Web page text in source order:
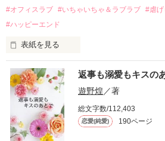
運命のような再会を果たす。
酔った勢いで一夜を共にしてしまった。
さらに、美桜が初めてだと知った哲平は
『責任をとる、結婚しよう』と真っ直
戸惑う美桜とは裏腹に、好きという気持
甘やかしてくる。
そんなある日、哲平は美桜がストーカー
遭っていることを知る。
美桜を守るため、哲平は同居を提案し
#オフィスラブ #いちゃいちゃ＆ラブラブ #虐
#ハッピーエンド
表紙を見る
おかしな噂を流されて前の職場でうま
桜は、海外で傷心旅行をしていたとこ
い、酒の勢いもあり一夜限りの関係とな
帰国後、美桜は新しい職場でワンナイ
なんと彼の正体は、とある財閥御曹司
れて起業した新進気鋭の実業家、社内
――御影恭司その人だったのだ――！
返事も溺愛もキスの
遊野煌／著
総文字数/112,403
恋愛(純愛) 190ページ